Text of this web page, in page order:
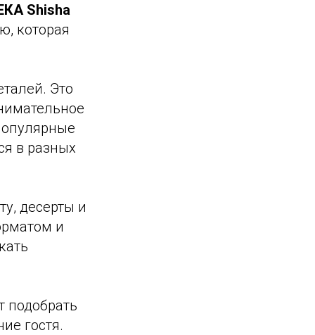
Shisha
которая
Это
в разных
десерты и
и
подобрать
гостя.